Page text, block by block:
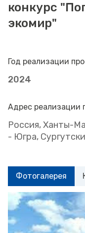
конкурс
экомир"
Год реализации
2024
Адрес реализации
Россия, Ханты-
- Югра,
Фотогалерея